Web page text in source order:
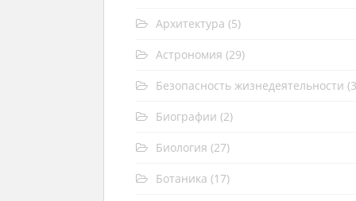
Архитектура (5)
Астрономия (29)
Безопасность жизнедеятельности
Биографии (2)
Биология (27)
Ботаника (17)